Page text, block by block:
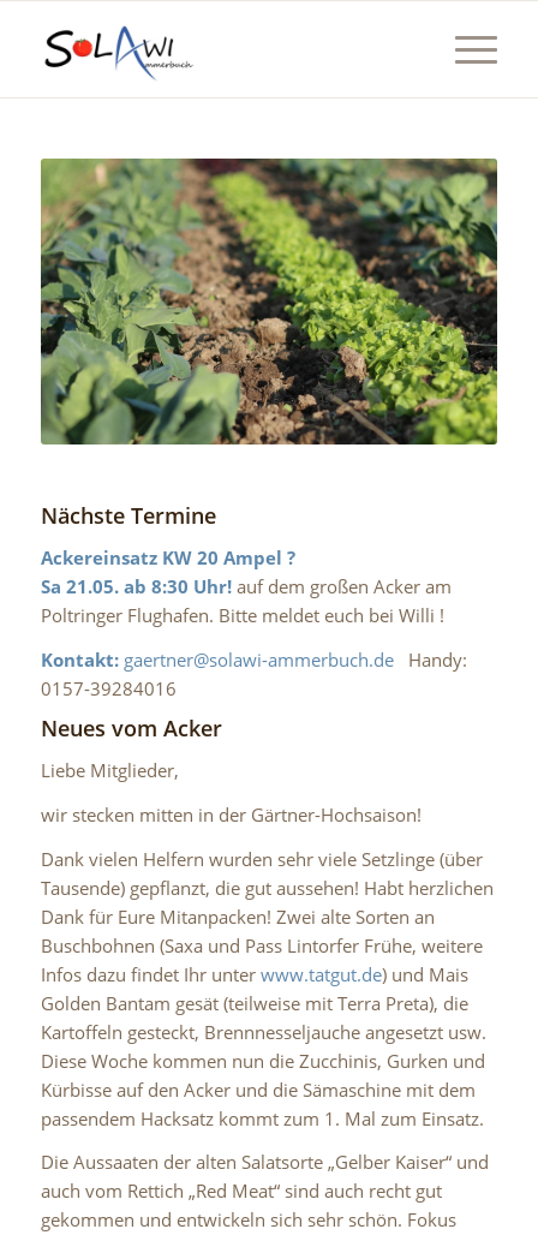
Nächste Termine
Ackereinsatz KW 20 Ampel ?
Sa 21.05. ab 8:30 Uhr!auf dem großen Acker am
Poltringer Flughafen. Bitte meldet euch bei Willi !
Kontakt: gaertner@solawi-ammerbuch.de Handy:
0157-39284016
Neues vom Acker
Liebe Mitglieder,
wir stecken mitten in der Gärtner-Hochsaison!
Dank vielen Helfern wurden sehr viele Setzlinge (über
Tausende) gepflanzt, die gut aussehen! Habt herzlichen
Dank für Eure Mitanpacken! Zwei alte Sorten an
Buschbohnen (Saxa und Pass Lintorfer Frühe, weitere
Infos dazu findet Ihr unter www.tatgut.de) und Mais
Golden Bantam gesät (teilweise mit Terra Preta), die
Kartoffeln gesteckt, Brennnesseljauche angesetzt usw.
Diese Woche kommen nun die Zucchinis, Gurken und
Kürbisse auf den Acker und die Sämaschine mit dem
passendem Hacksatz kommt zum 1. Mal zum Einsatz.
Die Aussaaten der alten Salatsorte „Gelber Kaiser“ und
auch vom Rettich „Red Meat“ sind auch recht gut
gekommen und entwickeln sich sehr schön. Fokus